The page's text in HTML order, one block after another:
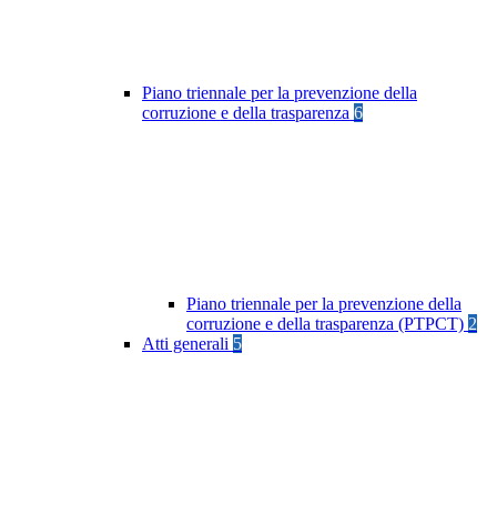
Piano triennale per la prevenzione della
corruzione e della trasparenza 6
Piano triennale per la prevenzione della
corruzione e della trasparenza (PTPCT) 2
Atti generali 5